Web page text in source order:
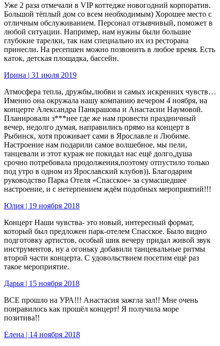
Уже 2 раза отмечали в VIP коттедже новогодний корпоратив.
Большой тёплый дом со всем необходимым) Хорошее место с
отличным обслуживанием. Персонал отзывчивый, поможет в
любой ситуации. Например, нам нужны были большие
глубокие тарелки, так нам специально их из ресторана
принесли. На ресепшен можно позвонить в любое время. Есть
каток, детская площадка, бассейн.
Ирина | 31 июля 2019
Атмосфера тепла, дружбы,любви и самых искренних чувств…
Именно она окружала нашу компанию вечером 4 ноября, на
концерте Александра Панкрашова и Анастасии Наумовой.
Планировали з***нее где же нам провести праздничный
вечер, недолго думая, направились прямо на концерт в
Рыбинск, хотя проживает сами в Ярославле и Любиме.
Настроение нам подарили самое волшебное, мы пели,
танцевали и этот кураж не покидал нас ещё долго,душа
срочно потребовала продолжения,поэтому отпустило только
под утро в одном из Ярославский клубов)). Благодарим
руководство Парка Отеля «Спасское» за сумасшедшее
настроение, и с нетерпением ждём подобных мероприятий!!!
Юлия | 19 ноября 2018
Концерт Наши чувства- это новый, интересный формат,
который был предложен парк-отелем Спасское. Было видно
подготовку артистов, особый шик вечеру придал живой звук
инструментов, ну а огоньку добавили танцевальные ритмы
второй части концерта. С удовольствием посетим ещё раз
такое мероприятие.
Дарья | 15 ноября 2018
ВСЕ прошло на УРА!!! Анастасия зажгла зал!! Мне очень
понравилось как прошёл концерт! Я получила море
позитива!!
Елена | 14 ноября 2018